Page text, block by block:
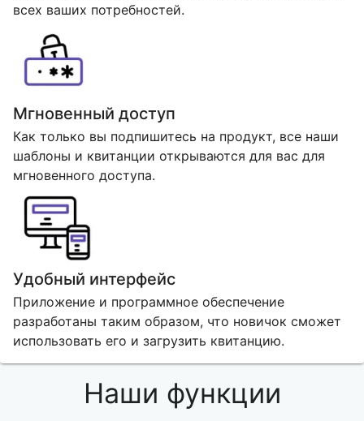
всех ваших потребностей.
Мгновенный доступ
Как только вы подпишитесь на продукт, все наши
шаблоны и квитанции открываются для вас для
мгновенного доступа.
Удобный интерфейс
Приложение и программное обеспечение
разработаны таким образом, что новичок сможет
использовать его и загрузить квитанцию.
Наши функции